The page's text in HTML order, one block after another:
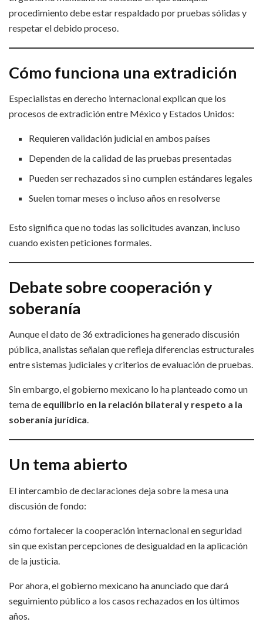
procedimiento debe estar respaldado por pruebas sólidas y
respetar el debido proceso.
Cómo funciona una extradición
Especialistas en derecho internacional explican que los
procesos de extradición entre México y Estados Unidos:
Requieren validación judicial en ambos países
Dependen de la calidad de las pruebas presentadas
Pueden ser rechazados si no cumplen estándares legales
Suelen tomar meses o incluso años en resolverse
Esto significa que no todas las solicitudes avanzan, incluso
cuando existen peticiones formales.
Debate sobre cooperación y
soberanía
Aunque el dato de 36 extradiciones ha generado discusión
pública, analistas señalan que refleja diferencias estructurales
entre sistemas judiciales y criterios de evaluación de pruebas.
Sin embargo, el gobierno mexicano lo ha planteado como un
tema de equilibrio en la relación bilateral y respeto a la
soberanía jurídica.
Un tema abierto
El intercambio de declaraciones deja sobre la mesa una
discusión de fondo:
cómo fortalecer la cooperación internacional en seguridad
sin que existan percepciones de desigualdad en la aplicación
de la justicia.
Por ahora, el gobierno mexicano ha anunciado que dará
seguimiento público a los casos rechazados en los últimos
años.